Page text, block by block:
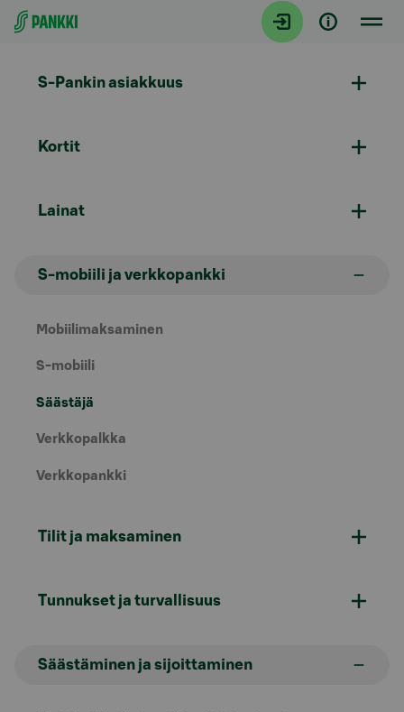
Siirry suoraan sisältöön
S-Pankin asiakkuus
Kortit
Lainat
S-mobiili ja verkkopankki
Mobiilimaksaminen
S-mobiili
Säästäjä
Verkkopalkka
Verkkopankki
Tilit ja maksaminen
Tunnukset ja turvallisuus
Säästäminen ja sijoittaminen